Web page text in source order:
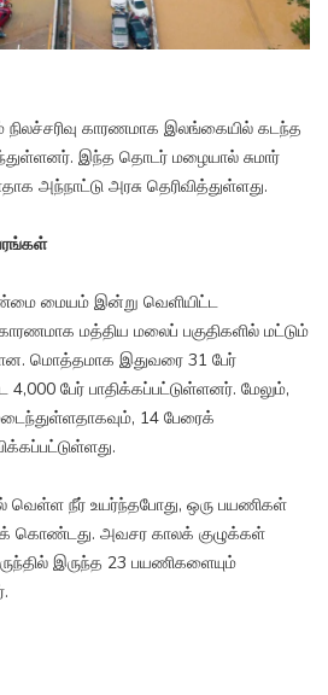
காரணமாக இலங்கையில் கடந்த
இந்த தொடர் மழையால் சுமார்
அந்நாட்டு அரசு தெரிவித்துள்ளது.
மையம் இன்று வெளியிட்ட
மத்திய மலைப் பகுதிகளில் மட்டும்
மொத்தமாக இதுவரை 31 பேர்
4,000 பேர் பாதிக்கப்பட்டுள்ளனர். மேலும்,
14 பேரைக்
வெள்ள நீர் உயர்ந்தபோது, ஒரு பயணிகள்
கொண்டது. அவசர காலக் குழுக்கள்
இருந்த 23 பயணிகளையும்